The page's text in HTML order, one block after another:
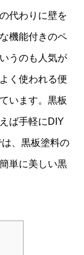
代わりに壁を
機能付きのペ
うのも人気が
く使われる便
います。黒板
ば手軽にDIY
、黒板塗料の
単に美しい黒